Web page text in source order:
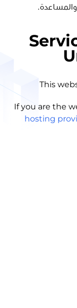
This
If you are the
hosting